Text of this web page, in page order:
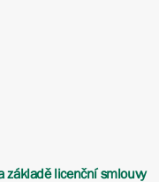
základě licenční smlouvy